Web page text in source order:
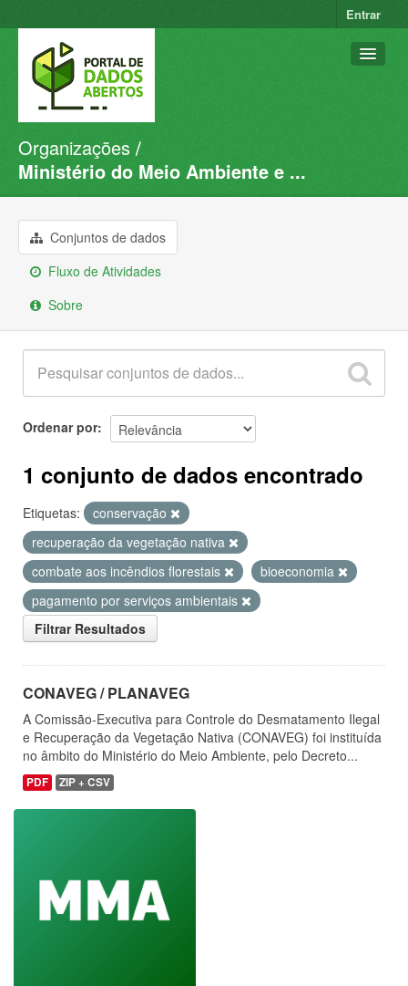
Entrar
Conjuntos de dados
Organizações
Sobre
Organizações
Ministério do Meio Ambiente e ...
Conjuntos de dados
Fluxo de Atividades
Sobre
Ordenar por
1 conjunto de dados encontrado
Etiquetas:
conservação
recuperação da vegetação nativa
combate aos incêndios florestais
bioeconomia
pagamento por serviços ambientais
Filtrar Resultados
CONAVEG / PLANAVEG
A Comissão-Executiva para Controle do Desmatamento Ilegal
e Recuperação da Vegetação Nativa (CONAVEG) foi instituída
no âmbito do Ministério do Meio Ambiente, pelo Decreto...
PDF ZIP + CSV